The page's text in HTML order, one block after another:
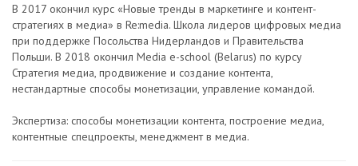
В 2017 окончил курс «Новые тренды в маркетинге и контент-
стратегиях в медиа» в Re:media. Школа лидеров цифровых медиа
при поддержке Посольства Нидерландов и Правительства
Польши. В 2018 окончил Media e-school (Belarus) по курсу
Стратегия медиа, продвижение и создание контента,
нестандартные способы монетизации, управление командой.
Экспертиза: способы монетизации контента, построение медиа,
контентные спецпроекты, менеджмент в медиа.